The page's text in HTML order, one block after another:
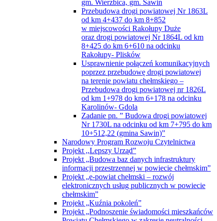
gm. Wierzbica, gm. Sawin
Przebudowa drogi powiatowej Nr 1863L
od km 4+437 do km 8+852
w miejscowości Rakołupy Duże
oraz drogi powiatowej Nr 1864L od km
8+425 do km 6+610 na odcinku
Rakołupy- Plisków
Usprawnienie połączeń komunikacyjnych
poprzez przebudowę drogi powiatowej
na terenie powiatu chełmskiego –
Przebudowa drogi powiatowej nr 1826L
od km 1+978 do km 6+178 na odcinku
Karolinów- Gdola
Zadanie pn. ” Budowa drogi powiatowej
Nr 1730L na odcinku od km 7+795 do km
10+512,22 (gmina Sawin)”
Narodowy Program Rozwoju Czytelnictwa
Projekt ,,Lepszy Urząd”
Projekt „Budowa baz danych infrastruktury
informacji przestrzennej w powiecie chełmskim”
Projekt „e-powiat chełmski – rozwój
elektronicznych usług publicznych w powiecie
chełmskim”
Projekt „Kuźnia pokoleń”
Projekt „Podnoszenie świadomości mieszkańców